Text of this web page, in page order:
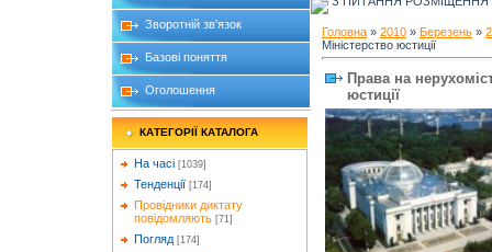
Зворотній зв'язок
Базові поняття
Оголошення
КАТЕГОРІЇ КАТАЛОГА
На часі [1039]
Тенденції [174]
Провідники диктату
повідомляють [71]
Погляд [174]
Головна » 2010 » Березень »
Міністерство юстиції
Права на
юстиції